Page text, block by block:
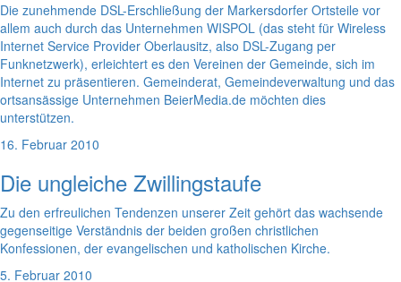
Die zunehmende DSL-Erschließung der Markersdorfer Ortsteile vor
allem auch durch das Unternehmen WISPOL (das steht für Wireless
Internet Service Provider Oberlausitz, also DSL-Zugang per
Funknetzwerk), erleichtert es den Vereinen der Gemeinde, sich im
Internet zu präsentieren. Gemeinderat, Gemeindeverwaltung und das
ortsansässige Unternehmen BeierMedia.de möchten dies
unterstützen.
16. Februar 2010
Die ungleiche Zwillingstaufe
Zu den erfreulichen Tendenzen unserer Zeit gehört das wachsende
gegenseitige Verständnis der beiden großen christlichen
Konfessionen, der evangelischen und katholischen Kirche.
5. Februar 2010